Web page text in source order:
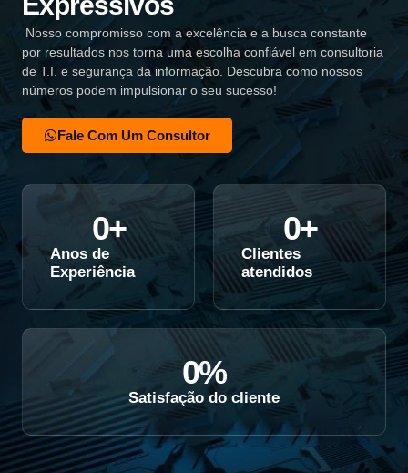
Nosso compromisso com a excelência e a busca constante
por resultados nos torna uma escolha confiável em consultoria
de T.I. e segurança da informação. Descubra como nossos
números podem impulsionar o seu sucesso!
Fale Com Um Consultor
Anos de
Experiência
0+
Clientes
atendidos
0+
Satisfação do cliente
0%